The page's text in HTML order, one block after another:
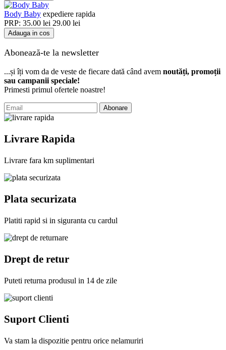
Body Baby expediere rapida
PRP: 35.00 lei 29.00 lei
Adauga in cos
Abonează-te la newsletter
...și îți vom da de veste de fiecare dată când avem noutăți, promoții
sau campanii speciale!
Primesti primul ofertele noastre!
Abonare
Livrare Rapida
Livrare fara km suplimentari
Plata securizata
Platiti rapid si in siguranta cu cardul
Drept de retur
Puteti returna produsul in 14 de zile
Suport Clienti
Va stam la dispozitie pentru orice nelamuriri